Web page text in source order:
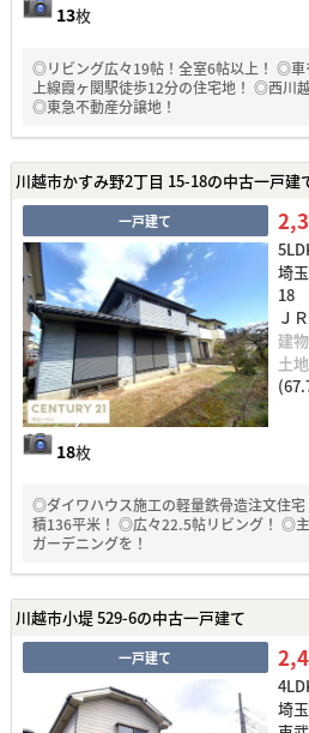
13枚
◎リビング広々19帖！全室6帖以上！ ◎
上線霞ヶ関駅徒歩12分の住宅地！ ◎西川
◎東急不動産分譲地！
川越市かすみ野2丁目 15-18の中古一戸建
一戸建て
18枚
埼
18
Ｊ
建
土
◎ダイワハウス施工の軽量鉄骨造注文住
積136平米！ ◎広々22.5帖リビング！ ◎
ガーデニングを！
川越市小堤 529-6の中古一戸建て
一戸建て
埼